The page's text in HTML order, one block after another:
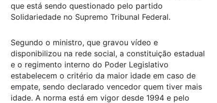
que está sendo questionado pelo partido
Solidariedade no Supremo Tribunal Federal.
Segundo o ministro, que gravou vídeo e
disponibilizou na rede social, a constituição estadual
e o regimento interno do Poder Legislativo
estabelecem o critério da maior idade em caso de
empate, sendo declarado vencedor quem tiver mais
idade. A norma está em vigor desde 1994 e pelo